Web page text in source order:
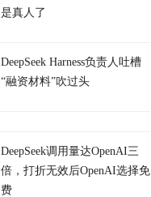
是真人了
DeepSeek Harness负责人吐槽
“融资材料”吹过头
DeepSeek调用量达OpenAI三
倍，打折无效后OpenAI选择免
费